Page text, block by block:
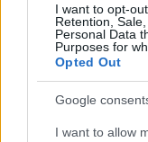
I want to opt-
Retention,
Personal Data
Purposes for
Opted Out
Google
I want to allow
ΧΩΡΊΣ ΚΑΤΗΓΟΡΊΑ
Συναγερμός στη
μηχανισμό
μεταγωγικό
δολιοφθορά
ΑΝΑΡΤΗΘΗΚΕ ΑΠΟ